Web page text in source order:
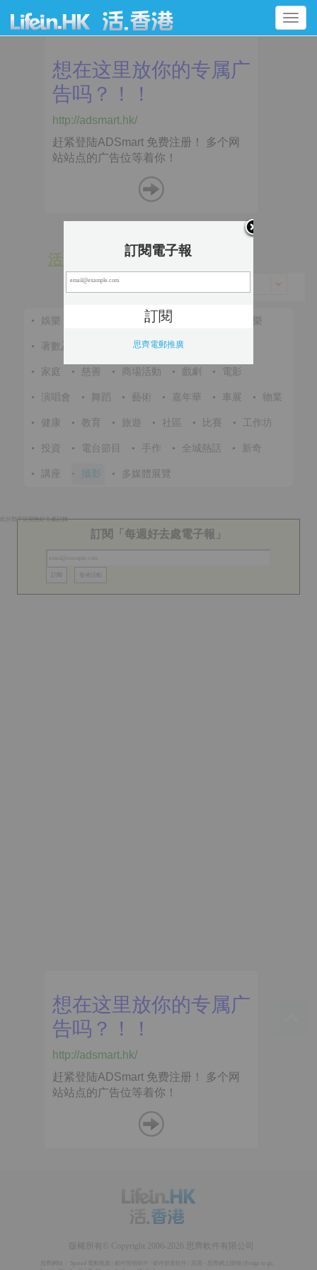
Toggle
navigation
活 動
• 娛樂 • 節慶 音樂
• 著數及優惠 • 體育 •
• 家庭 • 慈善 • 商場活動 • 戲劇 • 電影
• 演唱會 • 舞蹈 • 藝術 • 嘉年華 • 車展 • 物業
• 健康 • 教育 • 旅遊 • 社區 • 比賽 • 工作坊
• 投資 • 電台節目 • 手作 • 全城熱話 • 新奇
• 講座 • 攝影 • 多媒體展覽
此分類下近期無好去處記錄
訂閱「每週好去處電子報」
訂閱電子報
思齊電郵推廣
版權所有© Copyright 2006-2026 思齊軟件有限公司
Spread 電郵推廣